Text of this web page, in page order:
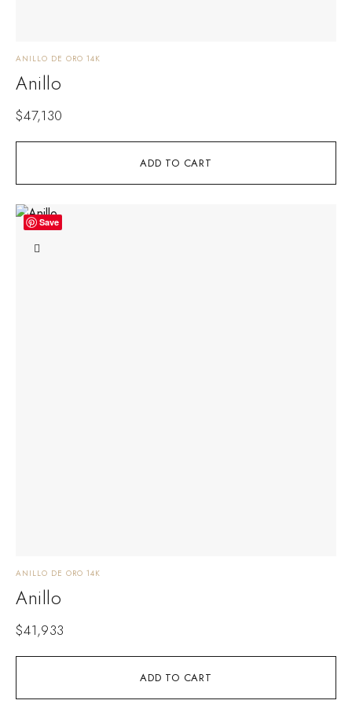
ADD TO CART
ANILLO DE ORO 14K
Anillo
$47,130
Save
ADD TO CART
ANILLO DE ORO 14K
Anillo
$41,933